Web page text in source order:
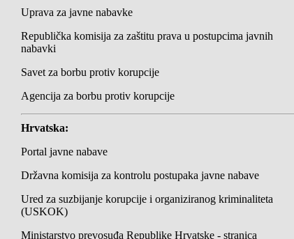
Uprava za javne nabavke
Republička komisija za zaštitu prava u postupcima javnih
nabavki
Savet za borbu protiv korupcije
Agencija za borbu protiv korupcije
Hrvatska:
Portal javne nabave
Državna komisija za kontrolu postupaka javne nabave
Ured za suzbijanje korupcije i organiziranog kriminaliteta
(USKOK)
Ministarstvo prevosuđa Republike Hrvatske - stranica